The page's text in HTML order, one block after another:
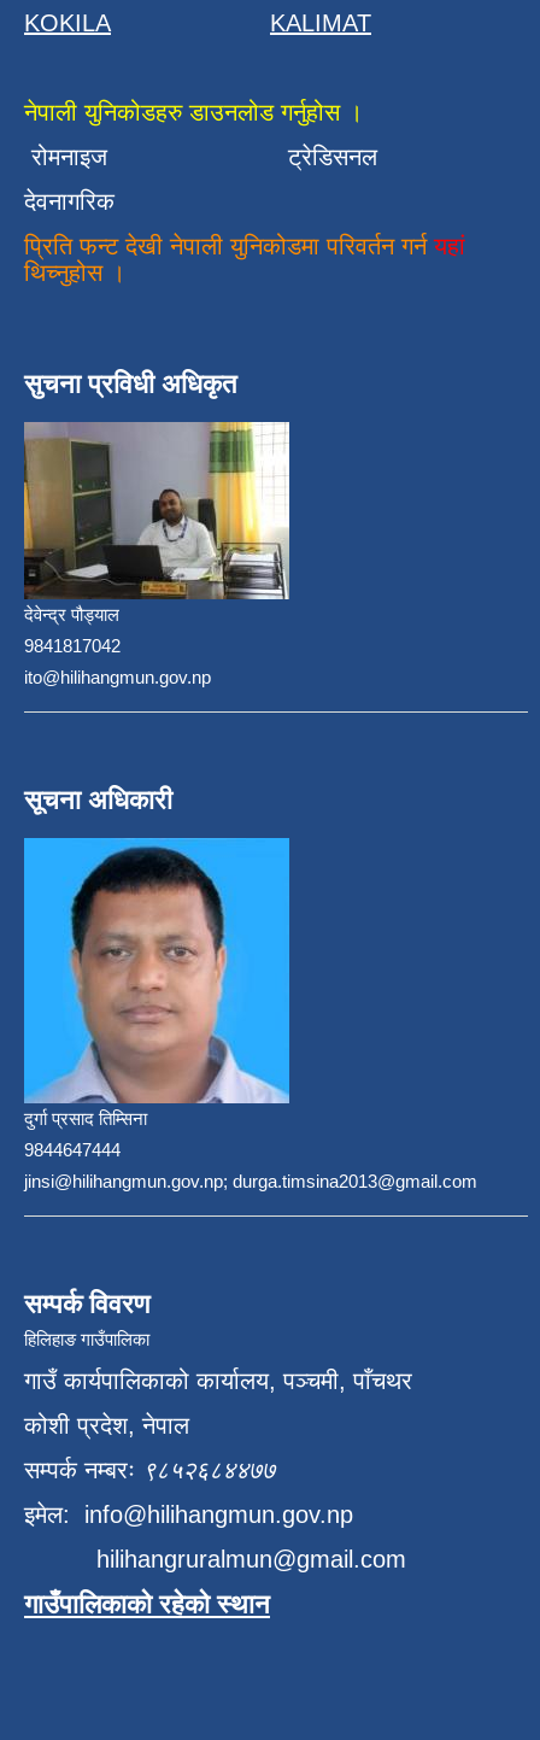
KOKILA
KALIMAT
नेपाली युनिकोडहरु डाउनलोड गर्नुहोस ।
रोमनाइज
ट्रेडिसनल
देवनागरिक
प्रिति फन्ट देखी नेपाली युनिकोडमा परिवर्तन गर्न यहां
थिच्नुहोस ।
सुचना प्रविधी अधिकृत
देवेन्द्र पौड्याल
9841817042
ito@hilihangmun.gov.np
सूचना अधिकारी
दुर्गा प्रसाद तिम्सिना
9844647444
jinsi@hilihangmun.gov.np; durga.timsina2013@gmail.com
सम्पर्क विवरण
हिलिहाङ गाउँपालिका
गाउँ कार्यपालिकाको कार्यालय, पञ्चमी, पाँचथर
कोशी प्रदेश, नेपाल
सम्पर्क नम्बरः ९८५२६८४४७७
इमेल: info@hilihangmun.gov.np
hilihangruralmun@gmail.com
गाउँपालिकाको रहेको स्थान